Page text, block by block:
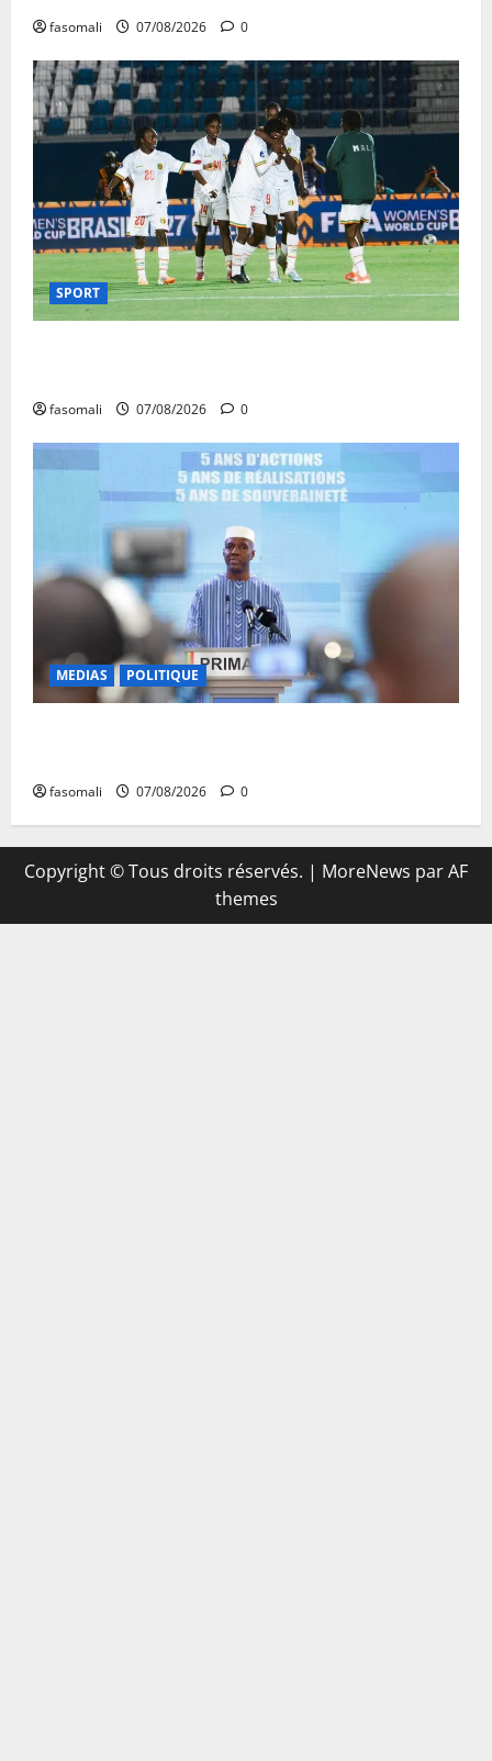
fasomali 07/08/2026 0
SPORT
fasomali 07/08/2026 0
MEDIAS POLITIQUE
fasomali 07/08/2026 0
Copyright © Tous droits réservés. | MoreNews par AF
themes